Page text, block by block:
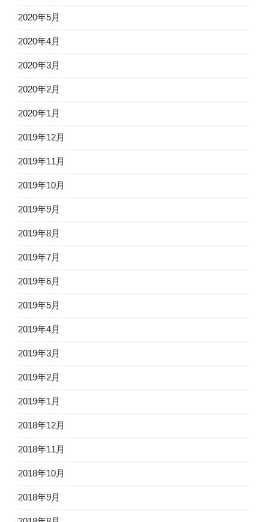
2020年5月
2020年4月
2020年3月
2020年2月
2020年1月
2019年12月
2019年11月
2019年10月
2019年9月
2019年8月
2019年7月
2019年6月
2019年5月
2019年4月
2019年3月
2019年2月
2019年1月
2018年12月
2018年11月
2018年10月
2018年9月